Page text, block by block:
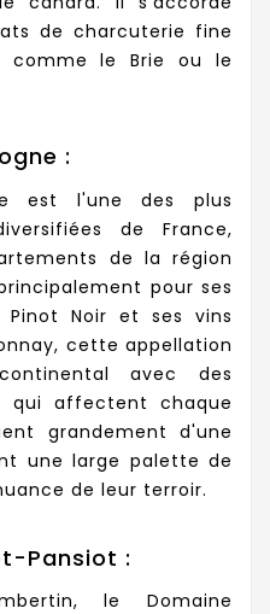
de charcuterie fine
comme le Brie ou le
:
est l'une des plus
de France,
de la région
pour ses
Noir et ses vins
cette appellation
avec des
qui affectent chaque
grandement d'une
une large palette de
de leur terroir.
Pansiot :
le Domaine